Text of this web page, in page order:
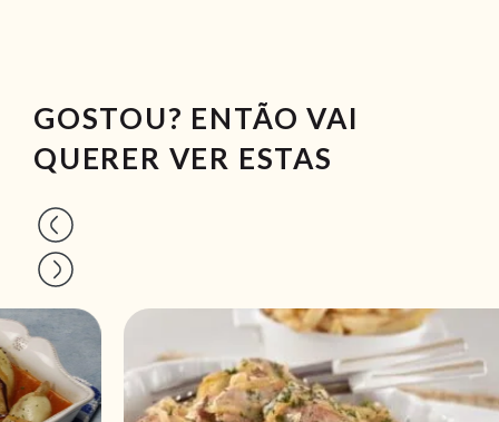
GOSTOU? ENTÃO VAI
QUERER VER ESTAS